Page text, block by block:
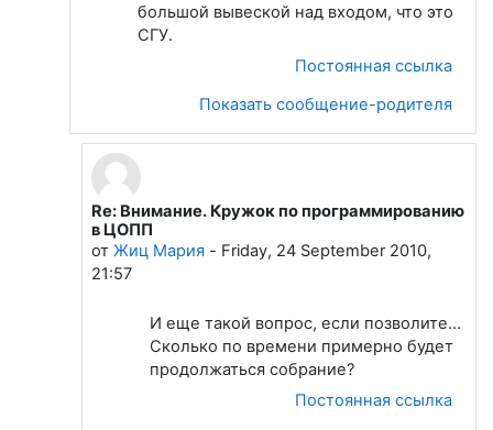
большой вывеской над входом, что это
СГУ.
Постоянная ссылка
Показать сообщение-родителя
В ответ на Лапшева Елена Евгеньевна
Re: Внимание. Кружок по программированию
в ЦОПП
отЖиц Мария - Friday, 24 September 2010,
21:57
И еще такой вопрос, если позволите...
Сколько по времени примерно будет
продолжаться собрание?
Постоянная ссылка